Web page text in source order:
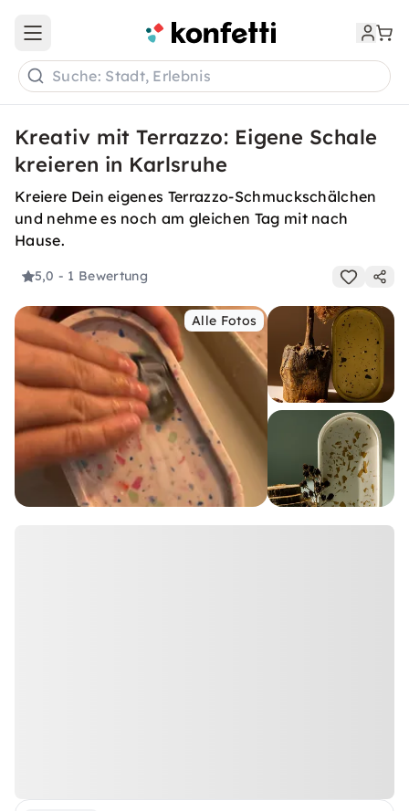
Open main menu
Suche: Stadt, Erlebnis
Kreativ mit Terrazzo: Eigene Schale
kreieren in Karlsruhe
Kreiere Dein eigenes Terrazzo-Schmuckschälchen
und nehme es noch am gleichen Tag mit nach
Hause.
5,0 - 1 Bewertung
Alle Fotos